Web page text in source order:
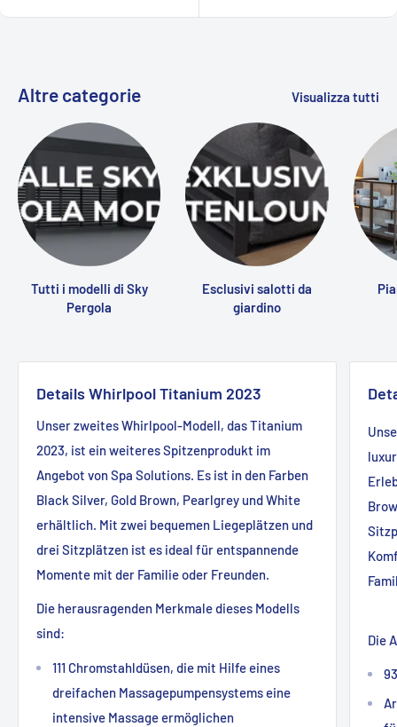
Altre categorie Visualizza tutti
Tutti i modelli di Sky
Pergola
Esclusivi salotti da
giardino
Details Whirlpool Titanium 2023
Unser zweites Whirlpool-Modell, das Titanium
2023, ist ein weiteres Spitzenprodukt im
Angebot von Spa Solutions. Es ist in den Farben
Black Silver, Gold Brown, Pearlgrey und White
erhältlich. Mit zwei bequemen Liegeplätzen und
drei Sitzplätzen ist es ideal für entspannende
Momente mit der Familie oder Freunden.
Die herausragenden Merkmale dieses Modells
sind:
111 Chromstahldüsen, die mit Hilfe eines
dreifachen Massagepumpensystems eine
intensive Massage ermöglichen
Die